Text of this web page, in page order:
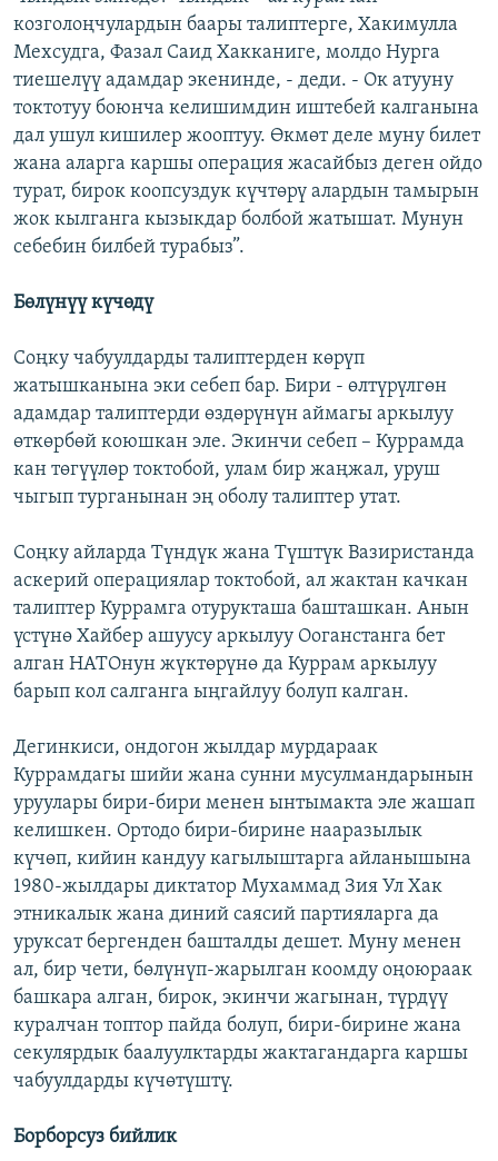
козголоңчулардын баары талиптерге, Хакимулла
Мехсудга, Фазал Саид Хакканиге, молдо Нурга
тиешелүү адамдар экенинде, - деди. - Ок атууну
токтотуу боюнча келишимдин иштебей калганына
дал ушул кишилер жооптуу. Өкмөт деле муну билет
жана аларга каршы операция жасайбыз деген ойдо
турат, бирок коопсуздук күчтөрү алардын тамырын
жок кылганга кызыкдар болбой жатышат. Мунун
себебин билбей турабыз”.
Бөлүнүү күчөдү
Соңку чабуулдарды талиптерден көрүп
жатышканына эки себеп бар. Бири - өлтүрүлгөн
адамдар талиптерди өздөрүнүн аймагы аркылуу
өткөрбөй коюшкан эле. Экинчи себеп – Куррамда
кан төгүүлөр токтобой, улам бир жаңжал, уруш
чыгып турганынан эң оболу талиптер утат.
Соңку айларда Түндүк жана Түштүк Вазиристанда
аскерий операциялар токтобой, ал жактан качкан
талиптер Куррамга отурукташа башташкан. Анын
үстүнө Хайбер ашуусу аркылуу Ооганстанга бет
алган НАТОнун жүктөрүнө да Куррам аркылуу
барып кол салганга ыңгайлуу болуп калган.
Дегинкиси, ондогон жылдар мурдараак
Куррамдагы шийи жана сунни мусулмандарынын
уруулары бири-бири менен ынтымакта эле жашап
келишкен. Ортодо бири-бирине нааразылык
күчөп, кийин кандуу кагылыштарга айланышына
1980-жылдары диктатор Мухаммад Зия Ул Хак
этникалык жана диний саясий партияларга да
уруксат бергенден башталды дешет. Муну менен
ал, бир чети, бөлүнүп-жарылган коомду оңоюраак
башкара алган, бирок, экинчи жагынан, түрдүү
куралчан топтор пайда болуп, бири-бирине жана
секулярдык баалуулктарды жактагандарга каршы
чабуулдарды күчөтүштү.
Борборсуз бийлик